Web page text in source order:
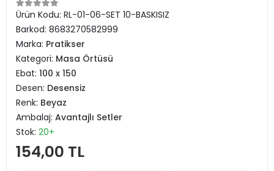
Ürün Kodu: RL-01-06-SET 10-BASKISIZ
Barkod: 8683270582999
Marka: Pratikser
Kategori: Masa Örtüsü
Ebat: 100 x 150
Desen: Desensiz
Renk: Beyaz
Ambalaj: Avantajlı Setler
Stok: 20+
154,00 TL